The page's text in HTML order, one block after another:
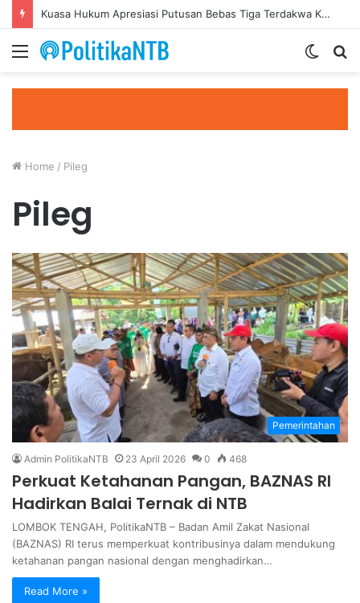
Kuasa Hukum Apresiasi Putusan Bebas Tiga Terdakwa Kasus Gratifikasi DPRD NTB, Ajak Semua Pihak Hormati Supremasi Hukum
Menu
Switch
Home / Pileg
Pileg
Pemerintahan
Admin PolitikaNTB 23 April 2026 0 468
Perkuat Ketahanan Pangan, BAZNAS RI
Hadirkan Balai Ternak di NTB
LOMBOK TENGAH, PolitikaNTB – Badan Amil Zakat Nasional
(BAZNAS) RI terus memperkuat kontribusinya dalam mendukung
ketahanan pangan nasional dengan menghadirkan…
Read More »